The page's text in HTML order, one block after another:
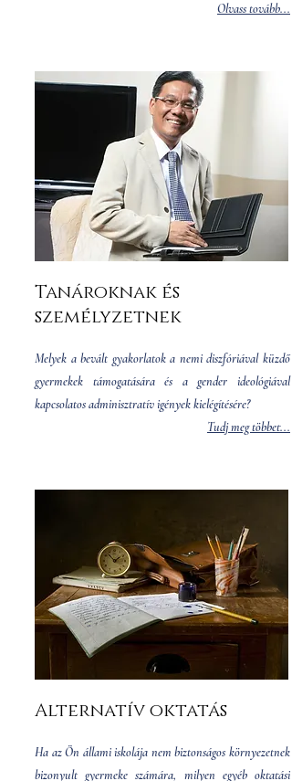
Olvass tovább...
Tanároknak és
személyzetnek
Melyek a bevált gyakorlatok a nemi diszfóriával küzdő
gyermekek támogatására és a gender ideológiával
kapcsolatos adminisztratív igények kielégítésére?
Tudj meg többet...
Alternatív oktatás
Ha az Ön állami iskolája nem biztonságos környezetnek
bizonyult gyermeke számára, milyen egyéb oktatási